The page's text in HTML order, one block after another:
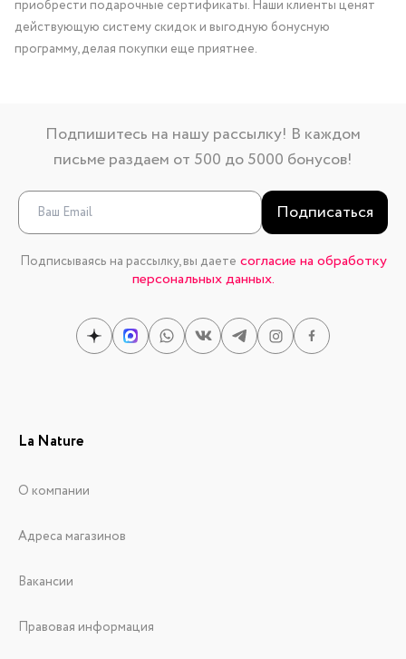
приобрести подарочные сертификаты. Наши клиенты ценят
действующую систему скидок и выгодную бонусную
программу, делая покупки еще приятнее.
Подпишитесь на нашу рассылку! В каждом
письме раздаем от 500 до 5000 бонусов!
Подписаться
Подписываясь на рассылку, вы даете согласие на обработку
персональных данных.
La Nature
О компании
Адреса магазинов
Вакансии
Правовая информация